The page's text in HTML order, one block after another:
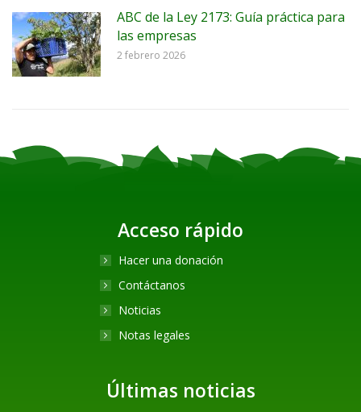
ABC de la Ley 2173: Guía práctica para
las empresas
2 febrero 2026
Acceso rápido
Hacer una donación
Contáctanos
Noticias
Notas legales
Últimas noticias